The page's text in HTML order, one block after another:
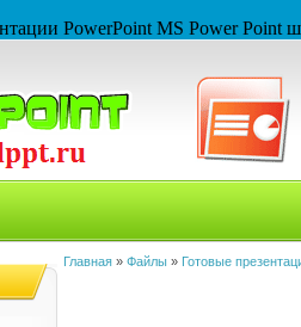
PowerPoint MS Power
Главная » Файлы » Готовые